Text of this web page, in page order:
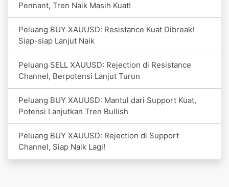
Pennant, Tren Naik Masih Kuat!
Peluang BUY XAUUSD: Resistance Kuat Dibreak!
Siap-siap Lanjut Naik
Peluang SELL XAUUSD: Rejection di Resistance
Channel, Berpotensi Lanjut Turun
Peluang BUY XAUUSD: Mantul dari Support Kuat,
Potensi Lanjutkan Tren Bullish
Peluang BUY XAUUSD: Rejection di Support
Channel, Siap Naik Lagi!